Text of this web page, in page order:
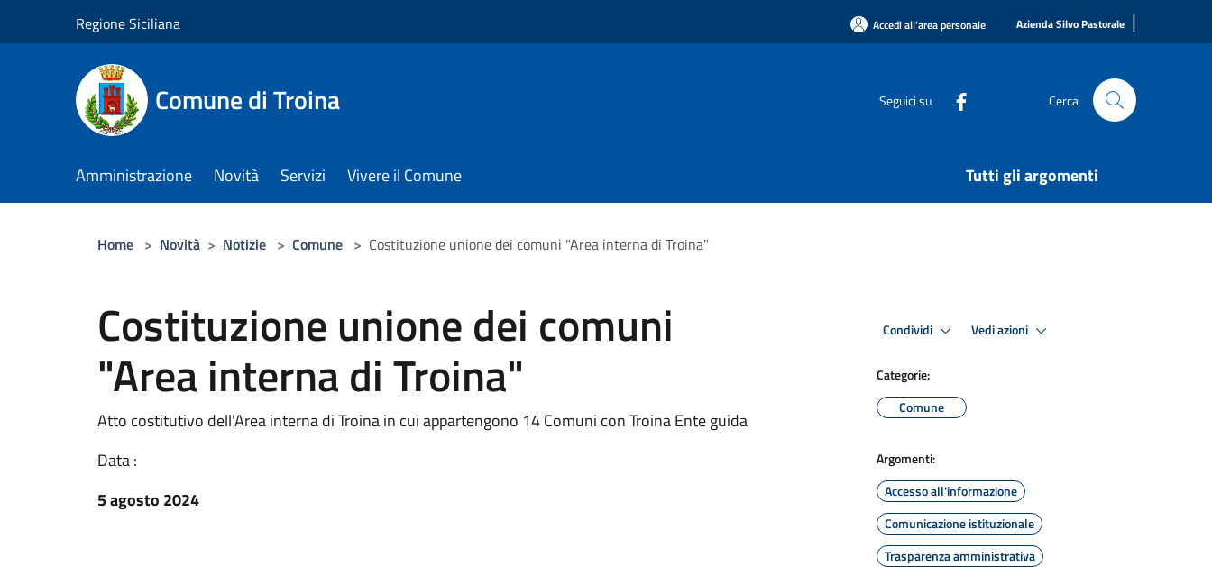
Regione Siciliana Accedi all'area personale Azienda Silvo Pastorale |
Comune di Troina Seguici su Cerca
Amministrazione Novità Servizi Vivere il Comune Tutti gli argomenti
Home > Novità > Notizie > Comune > Costituzione unione dei comuni "Area interna di Troina"
Costituzione unione dei comuni
"Area interna di Troina"
Atto costitutivo dell'Area interna di Troina in cui appartengono 14 Comuni con Troina Ente guida
Data :
5 agosto 2024
Condividi Vedi azioni
Categorie:
Comune
Argomenti:
Accesso all'informazione
Comunicazione istituzionale
Trasparenza amministrativa